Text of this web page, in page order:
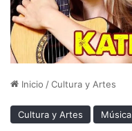
Inicio /Cultura y Artes
Cultura y Artes Música